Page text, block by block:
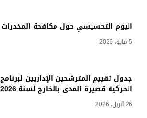
اليوم التحسيسي حول مكافحة المخدرات
5 مايو، 2026
جدول تقييم المترشحين الإداريين لبرنامج
الحركية قصيرة المدى بالخارج لسنة 2026
26 أبريل، 2026